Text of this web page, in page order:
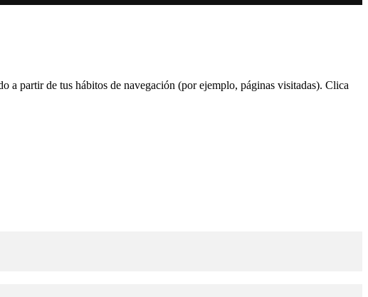
a partir de tus hábitos de navegación (por ejemplo, páginas visitadas). Clica